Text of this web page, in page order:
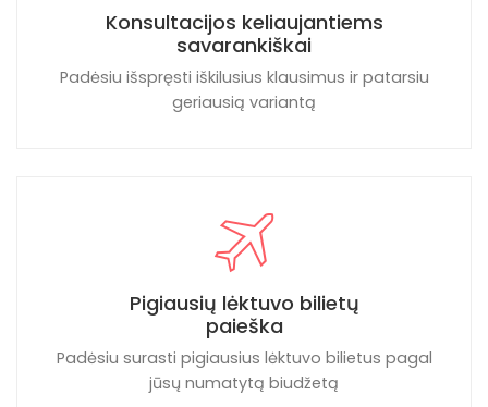
Konsultacijos keliaujantiems
savarankiškai
Padėsiu išspręsti iškilusius klausimus ir patarsiu
geriausią variantą
Pigiausių lėktuvo bilietų
paieška
Padėsiu surasti pigiausius lėktuvo bilietus pagal
jūsų numatytą biudžetą